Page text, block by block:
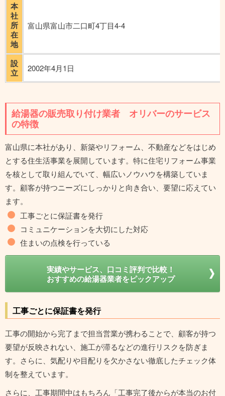
本
社
所
在
地
富山県富山市二口町4丁目4-4
設
立
2002年4月1日
給湯器の販売取り付け業者 オリバーのサービス
の特徴
富山県に本社があり、新築やリフォーム、不動産などをはじめ
とする住生活事業を展開しています。特に住宅リフォーム事業
を核として取り組んでいて、幅広いノウハウを構築していま
す。顧客が持つニーズにしっかりと向き合い、要望に応えてい
ます。
工事ごとに保証書を発行
コミュニケーションを大切にした対応
住まいの点検を行っている
実績やサービス、口コミ評判で比較！
おすすめの給湯器業者をピックアップ
工事ごとに保証書を発行
工事の開始から完了まで担当営業が携わることで、顧客が持つ
要望が反映されない、施工が滞るなどの進行リスクを防ぎま
す。さらに、気配りや目配りを欠かさない徹底したチェック体
制を整えています。
さらに、工事期間中はもちろん「工事完了後からが本当のお付